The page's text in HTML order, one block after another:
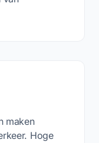
maken
Hoge